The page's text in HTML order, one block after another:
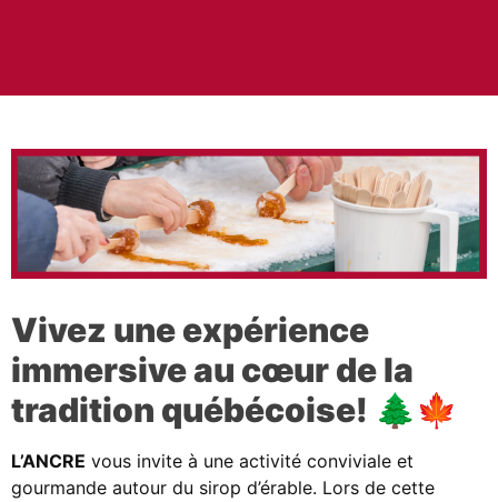
Vivez une expérience
immersive au cœur de la
tradition québécoise! 🌲🍁
L’ANCRE vous invite à une activité conviviale et
gourmande autour du sirop d’érable. Lors de cette